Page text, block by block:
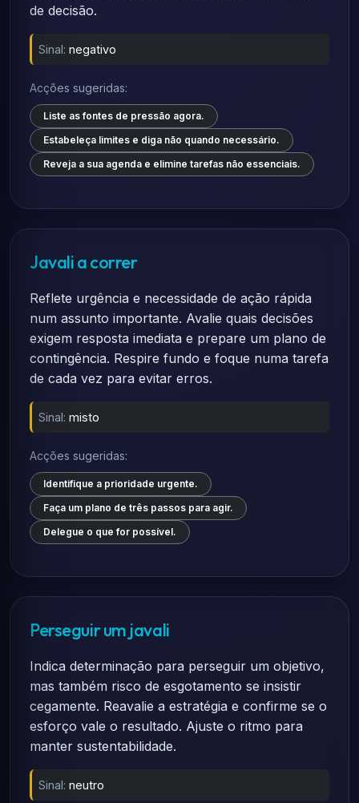
de decisão.
Sinal: negativo
Acções sugeridas:
Liste as fontes de pressão agora.
Estabeleça limites e diga não quando necessário.
Reveja a sua agenda e elimine tarefas não essenciais.
Javali a correr
Reflete urgência e necessidade de ação rápida
num assunto importante. Avalie quais decisões
exigem resposta imediata e prepare um plano de
contingência. Respire fundo e foque numa tarefa
de cada vez para evitar erros.
Sinal: misto
Acções sugeridas:
Identifique a prioridade urgente.
Faça um plano de três passos para agir.
Delegue o que for possível.
Perseguir um javali
Indica determinação para perseguir um objetivo,
mas também risco de esgotamento se insistir
cegamente. Reavalie a estratégia e confirme se o
esforço vale o resultado. Ajuste o ritmo para
manter sustentabilidade.
Sinal: neutro